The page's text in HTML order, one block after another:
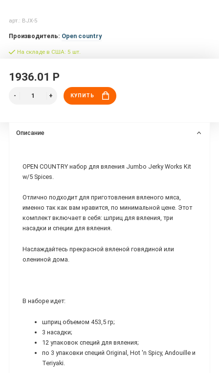
арт.: BJX-5
Производитель: Open country
На складе в США: 5 шт.
1936.01 Р
КУПИТЬ
Описание
OPEN COUNTRY набор для вяления Jumbo Jerky Works Kit
w/5 Spices.
Отлично подходит для приготовления вяленого мяса,
именно так как вам нравится, по минимальной цене. Этот
комплект включает в себя: шприц для вяления, три
насадки и специи для вяления.
Наслаждайтесь прекрасной вяленой говядиной или
олениной дома.
В наборе идет:
шприц объемом 453,5 гр;
3 насадки;
12 упаковок специй для вяления;
по 3 упаковки специй Original, Hot 'n Spicy, Andouille и
Teriyaki.